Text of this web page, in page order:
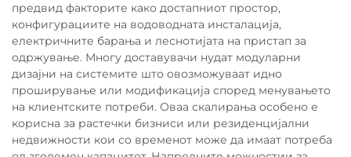
предвид факторите како достапниот простор,
конфигурациите на водоводната инсталација,
електричните барања и леснотијата на пристап за
одржување. Многу доставувачи нудат модуларни
дизајни на системите што овозможуваат идно
проширување или модификација според менувањето
на клиентските потреби. Оваа скалирања особено е
корисна за растечки бизниси или резиденцијални
недвижности кои со временот може да имаат потреба